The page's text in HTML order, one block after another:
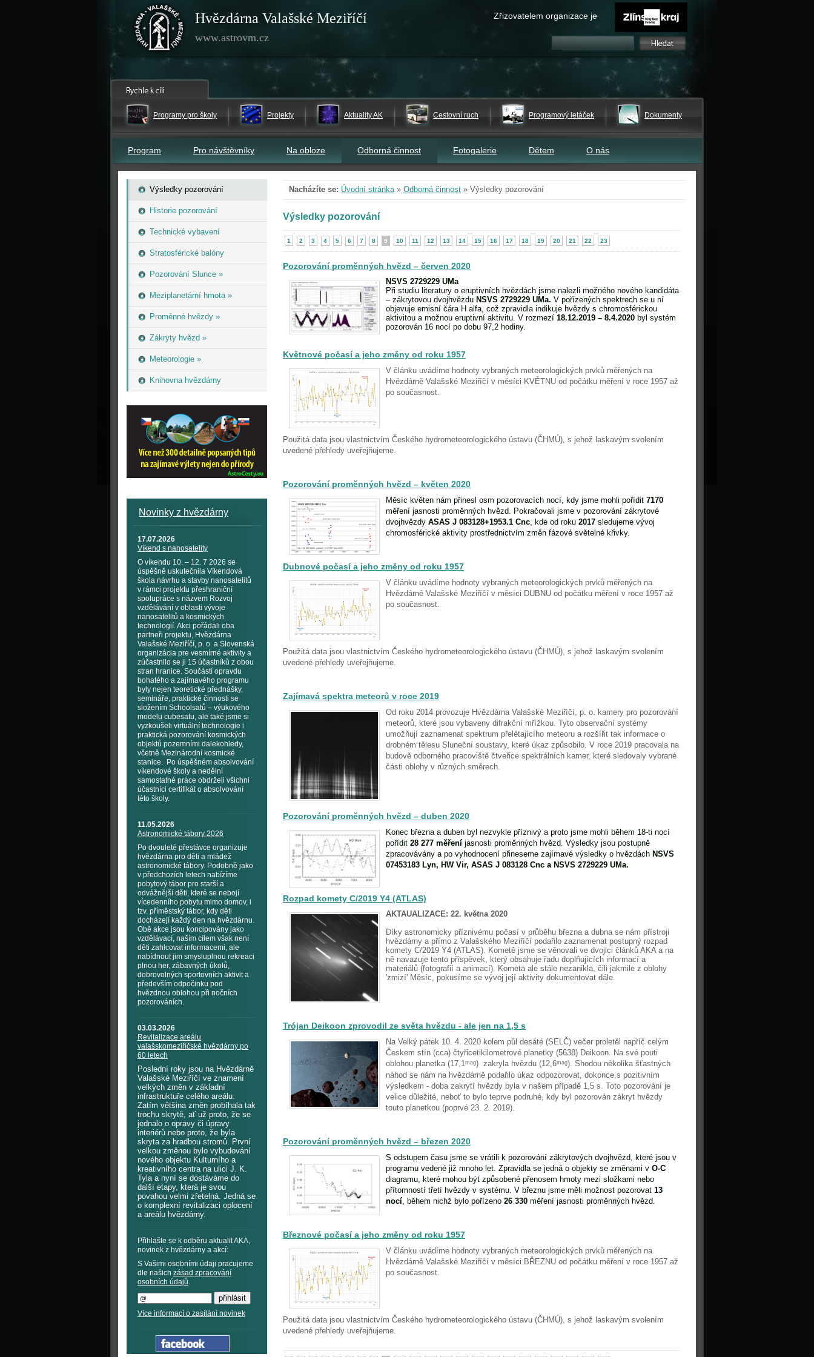
Hvězdárna Valašské Meziříčí
www.astrovm.cz
Zřizovatelem organizace je
Programy pro školy Projekty Aktuality AK Cestovní ruch Programový letáček Dokumenty
Program Pro návštěvníky Na obloze Odborná činnost Fotogalerie Dětem O nás
Výsledky pozorování
Historie pozorování
Technické vybavení
Stratosférické balóny
Pozorování Slunce »
Meziplanetární hmota »
Proměnné hvězdy »
Zákryty hvězd »
Meteorologie »
Knihovna hvězdárny
Novinky z hvězdárny
17.07.2026
Víkend s nanosatelity
O víkendu 10. – 12. 7 2026 se
úspěšně uskutečnila Víkendová
škola návrhu a stavby nanosatelitů
v rámci projektu přeshraniční
spolupráce s názvem Rozvoj
vzdělávání v oblasti vývoje
nanosatelitů a kosmických
technologií. Akci pořádali oba
partneři projektu, Hvězdárna
Valašské Meziříčí, p. o. a Slovenská
organizácia pre vesmírné aktivity a
zúčastnilo se ji 15 účastníků z obou
stran hranice. Součástí opravdu
bohatého a zajímavého programu
byly nejen teoretické přednášky,
semináře, praktické činnosti se
složením Schoolsatů – výukového
modelu cubesatu, ale také jsme si
vyzkoušeli virtuální technologie i
praktická pozorování kosmických
objektů pozemními dalekohledy,
včetně Mezinárodní kosmické
stanice. Po úspěšném absolvování
víkendové školy a nedělní
samostatné práce obdrželi všichni
účastníci certifikát o absolvování
této školy.
11.05.2026
Astronomické tábory 2026
Po dvouleté přestávce organizuje
hvězdárna pro děti a mládež
astronomické tábory. Podobně jako
v předchozích letech nabízíme
pobytový tábor pro starší a
odvážnější děti, které se nebojí
vícedenního pobytu mimo domov, i
tzv. příměstský tábor, kdy děti
docházejí každý den na hvězdárnu.
Obě akce jsou koncipovány jako
vzdělávací, naším cílem však není
děti zahlcovat informacemi, ale
nabídnout jim smysluplnou rekreaci
plnou her, zábavných úkolů,
dobrovolných sportovních aktivit a
především odpočinku pod
hvězdnou oblohou při nočních
pozorováních.
03.03.2026
Revitalizace areálu
valašskomeziříčské hvězdárny po
60 letech
Poslední roky jsou na Hvězdárně
Valašské Meziříčí ve znamení
velkých změn v základní
infrastruktuře celého areálu.
Zatím většina změn probíhala tak
trochu skrytě, ať už proto, že se
jednalo o opravy či úpravy
interiérů nebo proto, že byla
skryta za hradbou stromů. První
velkou změnou bylo vybudování
nového objektu Kulturního a
kreativního centra na ulici J. K.
Tyla a nyní se dostáváme do
další etapy, která je svou
povahou velmi zřetelná. Jedná se
o komplexní revitalizaci oplocení
a areálu hvězdárny.
Přihlašte se k odběru aktualit AKA,
novinek z hvězdárny a akcí:
S Vašimi osobními údaji pracujeme
dle našich zásad zpracování
osobních údajů.
Více informací o zasílání novinek
Nacházíte se: Úvodní stránka» Odborná činnost » Výsledky pozorování
Výsledky pozorování
1 2 3 4 5 6 7 8 9 10 11 12 13 14 15 16 17 18 19 20 21 22 23
Pozorování proměnných hvězd – červen 2020
NSVS 2729229 UMa
Při studiu literatury o eruptivních hvězdách jsme nalezli možného nového kandidáta
– zákrytovou dvojhvězdu NSVS 2729229 UMa. V pořízených spektrech se u ní
objevuje emisní čára H alfa, což zpravidla indikuje hvězdy s chromosférickou
aktivitou a možnou eruptivní aktivitu. V rozmezí 18.12.2019 – 8.4.2020 byl systém
pozorován 16 nocí po dobu 97,2 hodiny.
Květnové počasí a jeho změny od roku 1957
V článku uvádíme hodnoty vybraných meteorologických prvků měřených na
Hvězdárně Valašské Meziříčí v měsíci KVĚTNU od počátku měření v roce 1957 až
po současnost.
Použitá data jsou vlastnictvím Českého hydrometeorologického ústavu (ČHMÚ), s jehož laskavým svolením
uvedené přehledy uveřejňujeme.
Pozorování proměnných hvězd – květen 2020
Měsíc květen nám přinesl osm pozorovacích nocí, kdy jsme mohli pořídit 7170
měření jasnosti proměnných hvězd. Pokračovali jsme v pozorování zákrytové
dvojhvězdy ASAS J 083128+1953.1 Cnc, kde od roku 2017 sledujeme vývoj
chromosférické aktivity prostřednictvím změn fázové světelné křivky.
Dubnové počasí a jeho změny od roku 1957
V článku uvádíme hodnoty vybraných meteorologických prvků měřených na
Hvězdárně Valašské Meziříčí v měsíci DUBNU od počátku měření v roce 1957 až
po současnost.
Použitá data jsou vlastnictvím Českého hydrometeorologického ústavu (ČHMÚ), s jehož laskavým svolením
uvedené přehledy uveřejňujeme.
Zajímavá spektra meteorů v roce 2019
Od roku 2014 provozuje Hvězdárna Valašské Meziříčí, p. o. kamery pro pozorování
meteorů, které jsou vybaveny difrakční mřížkou. Tyto observační systémy
umožňují zaznamenat spektrum přelétajícího meteoru a rozšířit tak informace o
drobném tělesu Sluneční soustavy, které úkaz způsobilo. V roce 2019 pracovala na
budově odborného pracoviště čtveřice spektrálních kamer, které sledovaly vybrané
části oblohy v různých směrech.
Pozorování proměnných hvězd – duben 2020
Konec března a duben byl nezvykle příznivý a proto jsme mohli během 18-ti nocí
pořídit 28 277 měření jasnosti proměnných hvězd. Výsledky jsou postupně
zpracovávány a po vyhodnocení přineseme zajímavé výsledky o hvězdách NSVS
07453183 Lyn, HW Vir, ASAS J 083128 Cnc a NSVS 2729229 UMa.
Rozpad komety C/2019 Y4 (ATLAS)
AKTAUALIZACE: 22. května 2020
Díky astronomicky příznivému počasí v průběhu března a dubna se nám přístroji
hvězdárny a přímo z Valašského Meziříčí podařilo zaznamenat postupný rozpad
komety C/2019 Y4 (ATLAS). Kometě jsme se věnovali ve dvojici článků AKA a na
ně navazuje tento příspěvek, který obsahuje řadu doplňujících informací a
materiálů (fotografií a animací). Kometa ale stále nezanikla, čili jakmile z oblohy
'zmizí' Měsíc, pokusíme se vývoj její aktivity dokumentovat dále.
Trójan Deikoon zprovodil ze světa hvězdu - ale jen na 1,5 s
Na Velký pátek 10. 4. 2020 kolem půl desáté (SELČ) večer proletěl napříč celým
Českem stín (cca) čtyřicetikilometrové planetky (5638) Deikoon. Na své pouti
oblohou planetka (17,1mag) zakryla hvězdu (12,6mag). Shodou několika šťastných
náhod se nám na hvězdárně podařilo úkaz odpozorovat, dokonce s pozitivním
výsledkem - doba zakrytí hvězdy byla v našem případě 1,5 s. Toto pozorování je
velice důležité, neboť to bylo teprve podruhé, kdy byl pozorován zákryt hvězdy
touto planetkou (poprvé 23. 2. 2019).
Pozorování proměnných hvězd – březen 2020
S odstupem času jsme se vrátili k pozorování zákrytových dvojhvězd, které jsou v
programu vedené již mnoho let. Zpravidla se jedná o objekty se změnami v O-C
diagramu, které mohou být způsobené přenosem hmoty mezi složkami nebo
přítomností třetí hvězdy v systému. V březnu jsme měli možnost pozorovat 13
nocí, během nichž bylo pořízeno 26 330 měření jasnosti proměnných hvězd.
Březnové počasí a jeho změny od roku 1957
V článku uvádíme hodnoty vybraných meteorologických prvků měřených na
Hvězdárně Valašské Meziříčí v měsíci BŘEZNU od počátku měření v roce 1957 až
po současnost.
Použitá data jsou vlastnictvím Českého hydrometeorologického ústavu (ČHMÚ), s jehož laskavým svolením
uvedené přehledy uveřejňujeme.